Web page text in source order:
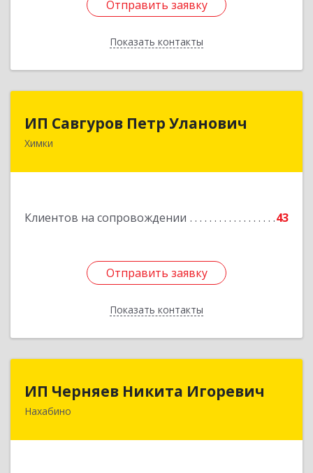
Отправить заявку
Показать контакты
Отправить заявку
Назад
ИП Савгуров Петр Уланович
Химки
Клиентов на сопровождении 43
Отправить заявку
Показать контакты
141407, Московская обл, Химки г, Молодежная
Отправить заявку
Назад
ИП Черняев Никита Игоревич
Нахабино
143430, Московская обл, Красногорский р-н,